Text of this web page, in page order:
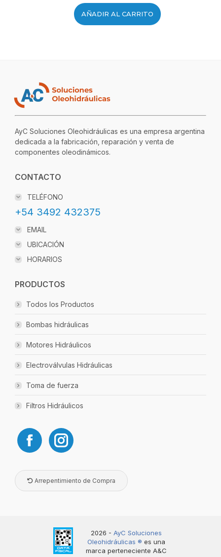
AÑADIR AL CARRITO
AyC Soluciones Oleohidráulicas es una empresa argentina
dedicada a la fabricación, reparación y venta de
componentes oleodinámicos.
CONTACTO
TELÉFONO
+54 3492 432375
EMAIL
UBICACIÓN
HORARIOS
PRODUCTOS
Todos los Productos
Bombas hidráulicas
Motores Hidráulicos
Electroválvulas Hidráulicas
Toma de fuerza
Filtros Hidráulicos
Arrepentimiento de Compra
2026 -AyC Soluciones
Oleohidráulicas ®️ es una
marca perteneciente A&C